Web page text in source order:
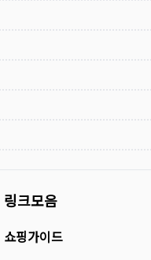
링크모음
쇼핑가이드